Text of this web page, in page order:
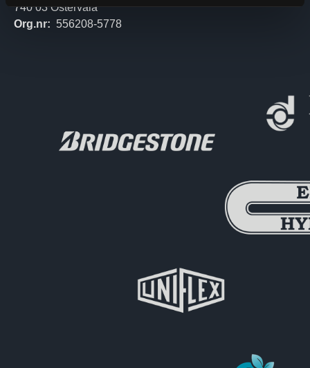
740 03 Östervåla
Org.nr: 556208-5778